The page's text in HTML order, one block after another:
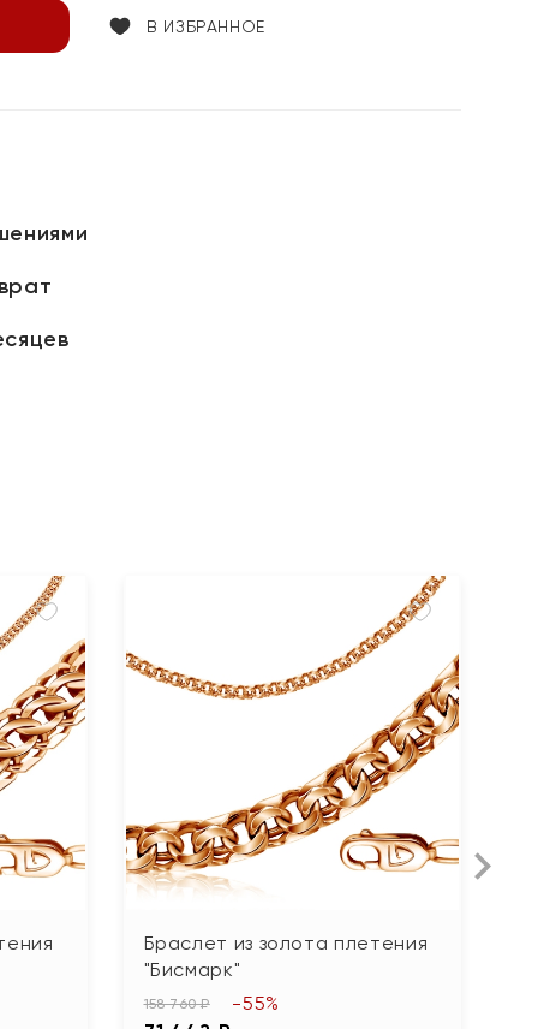
В ИЗБРАННОЕ
Браслет из золота плетения
"Бисмарк"
158 760 ₽ -55%